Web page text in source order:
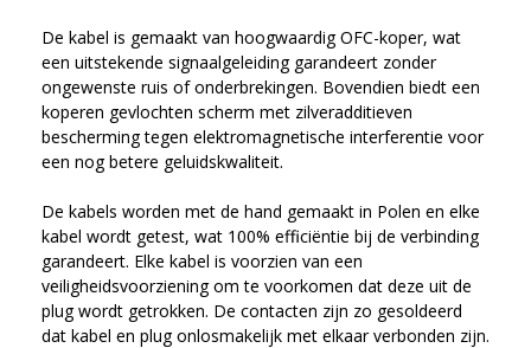
De kabel is gemaakt van hoogwaardig OFC-koper, wat
een uitstekende signaalgeleiding garandeert zonder
ongewenste ruis of onderbrekingen. Bovendien biedt een
koperen gevlochten scherm met zilveradditieven
bescherming tegen elektromagnetische interferentie voor
een nog betere geluidskwaliteit.
De kabels worden met de hand gemaakt in Polen en elke
kabel wordt getest, wat 100% efficiëntie bij de verbinding
garandeert. Elke kabel is voorzien van een
veiligheidsvoorziening om te voorkomen dat deze uit de
plug wordt getrokken. De contacten zijn zo gesoldeerd
dat kabel en plug onlosmakelijk met elkaar verbonden zijn.